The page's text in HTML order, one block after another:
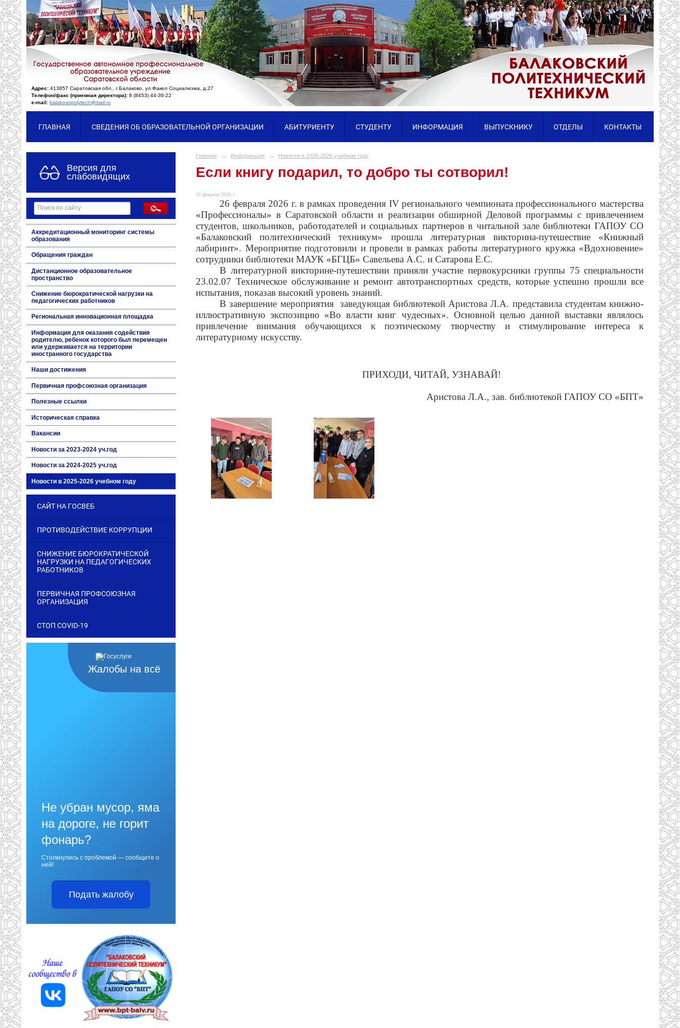
Адрес: 413857 Саратовская обл., г.Балаково, ул.Факел Социализма, д.27
Телефон/факс (приемная директора): 8 (8453) 44-36-22
e-mail: balakovopolytech@mail.ru
ГЛАВНАЯ СВЕДЕНИЯ ОБ ОБРАЗОВАТЕЛЬНОЙ ОРГАНИЗАЦИИ АБИТУРИЕНТУ СТУДЕНТУ ИНФОРМАЦИЯ ВЫПУСКНИКУ ОТДЕЛЫ КОНТАКТЫ
Версия для
слабовидящих
Аккредитационный мониторинг системы
образования
Обращения граждан
Дистанционное образовательное
пространство
Снижение бюрократической нагрузки на
педагогических работников
Региональная инновационная площадка
Информация для оказания содействия
родителю, ребенок которого был перемещен
или удерживается на территории
иностранного государства
Наши достижения
Первичная профсоюзная организация
Полезные ссылки
Историческая справка
Вакансии
Новости за 2023-2024 уч.год
Новости за 2024-2025 уч.год
Новости в 2025-2026 учебном году
САЙТ НА ГОСВЕБ
ПРОТИВОДЕЙСТВИЕ КОРРУПЦИИ
СНИЖЕНИЕ БЮРОКРАТИЧЕСКОЙ
НАГРУЗКИ НА ПЕДАГОГИЧЕСКИХ
РАБОТНИКОВ
ПЕРВИЧНАЯ ПРОФСОЮЗНАЯ
ОРГАНИЗАЦИЯ
СТОП COVID-19
Жалобы на всё
Не убран мусор, яма
на дороге, не горит
фонарь?
Столкнулись с проблемой — сообщите о
ней!
Подать жалобу
Главная → Информация → Новости в 2025-2026 учебном году
Если книгу подарил, то добро ты сотворил!
26 февраля 2026 г.
26 февраля 2026 г.в рамках проведения IVрегионального чемпионата профессионального мастерства
«Профессионалы» в Саратовской области и реализации обширной Деловой программы с привлечением
студентов, школьников, работодателей и социальных партнеровв читальной зале библиотеки ГАПОУ СО
«Балаковский политехнический техникум» прошла литературная викторина-путешествие «Книжный
лабиринт». Мероприятие подготовили и провели в рамках работы литературного кружка «Вдохновение»
сотрудники библиотеки МАУК «БГЦБ» Савельева А.С. и Сатарова Е.С.
В литературной викторине-путешествии приняли участие первокурсники группы 75 специальности
23.02.07 Техническое обслуживание и ремонт автотранспортных средств, которыеуспешно прошли все
испытания, показав высокий уровень знаний.
В завершение мероприятия
заведующая библиотекой Аристова Л.А. представила студентам книжно-
иллюстративную экспозицию «Во власти книг чудесных». Основной целью данной выставки являлось
привлечение внимания обучающихся к поэтическому творчеству и стимулирование интереса к
литературному искусству.
ПРИХОДИ, ЧИТАЙ, УЗНАВАЙ!
Аристова Л.А., зав. библиотекой ГАПОУ СО «БПТ»